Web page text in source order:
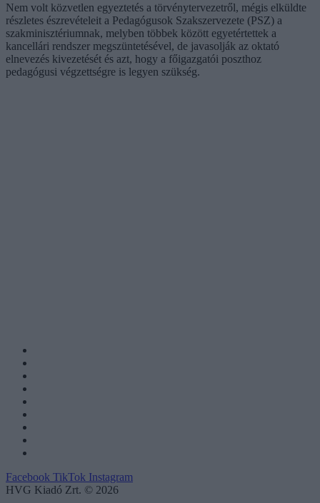
Nem volt közvetlen egyeztetés a törvénytervezetről, mégis elküldte
részletes észrevételeit a Pedagógusok Szakszervezete (PSZ) a
szakminisztériumnak, melyben többek között egyetértettek a
kancellári rendszer megszüntetésével, de javasolják az oktató
elnevezés kivezetését és azt, hogy a főigazgatói poszthoz
pedagógusi végzettségre is legyen szükség.
Facebook TikTok Instagram
HVG Kiadó Zrt. © 2026